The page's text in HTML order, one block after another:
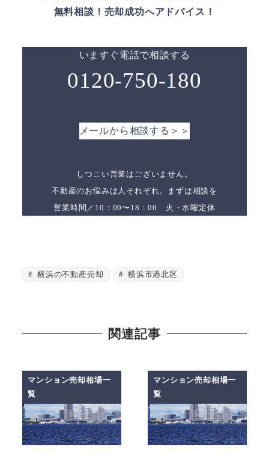
無料相談！売却成功へアドバイス！
いますぐ電話で相談する
0120-750-180
メールから相談する＞＞
しつこい営業はございません。
不動産のお悩みは人それぞれ。まずは相談を
営業時間／10：00〜18：00 火・水曜定休
横浜の不動産売却 横浜市港北区
関連記事
マンション売却相場一
覧
マンション売却相場一
覧